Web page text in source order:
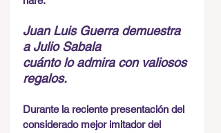
Juan Luis Guerra demuestra
a Julio Sabala
cuánto lo admira con valiosos
regalos.
Durante la reciente presentación del
considerado mejor imitador del